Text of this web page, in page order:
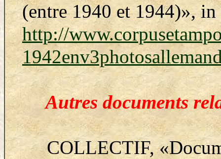
(entre 1940 et 1944)», in
http://
Autres documents
COLLECTIF,